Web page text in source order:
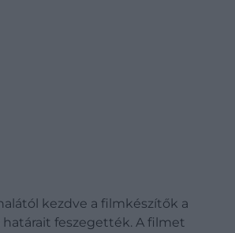
kezdve a filmkészítők a
feszegették. A filmet